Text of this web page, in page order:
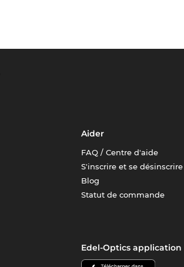
Aider
FAQ / Centre d'aide
S'inscrire et se
Blog
Statut de commande
Edel-Optics application